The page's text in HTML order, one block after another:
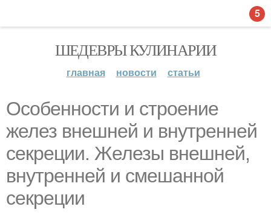
ШЕДЕВРЫ КУЛИНАРИИ
главная новости статьи
Особенности и строение
желез внешней и внутренней
секреции. Железы внешней,
внутренней и смешанной
секреции
5